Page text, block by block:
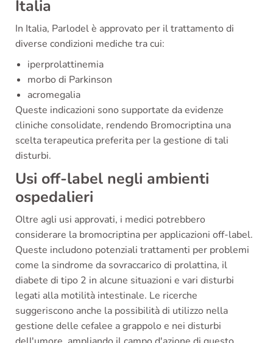
Italia
In Italia, Parlodel è approvato per il trattamento di
diverse condizioni mediche tra cui:
iperprolattinemia
morbo di Parkinson
acromegalia
Queste indicazioni sono supportate da evidenze
cliniche consolidate, rendendo Bromocriptina una
scelta terapeutica preferita per la gestione di tali
disturbi.
Usi off-label negli ambienti
ospedalieri
Oltre agli usi approvati, i medici potrebbero
considerare la bromocriptina per applicazioni off-label.
Queste includono potenziali trattamenti per problemi
come la sindrome da sovraccarico di prolattina, il
diabete di tipo 2 in alcune situazioni e vari disturbi
legati alla motilità intestinale. Le ricerche
suggeriscono anche la possibilità di utilizzo nella
gestione delle cefalee a grappolo e nei disturbi